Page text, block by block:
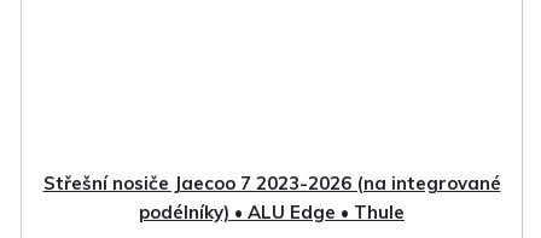
Střešní nosiče Jaecoo 7 2023-2026 (na integrované
podélníky) • ALU Edge • Thule